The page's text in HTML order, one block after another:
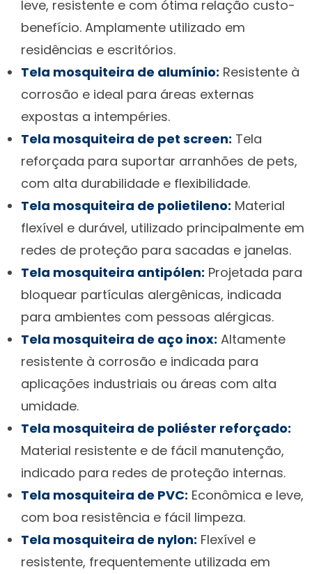
leve, resistente e com ótima relação custo-
benefício. Amplamente utilizado em
residências e escritórios.
Tela mosquiteira de alumínio: Resistente à
corrosão e ideal para áreas externas
expostas a intempéries.
Tela mosquiteira de pet screen: Tela
reforçada para suportar arranhões de pets,
com alta durabilidade e flexibilidade.
Tela mosquiteira de polietileno: Material
flexível e durável, utilizado principalmente em
redes de proteção para sacadas e janelas.
Tela mosquiteira antipólen: Projetada para
bloquear partículas alergênicas, indicada
para ambientes com pessoas alérgicas.
Tela mosquiteira de aço inox: Altamente
resistente à corrosão e indicada para
aplicações industriais ou áreas com alta
umidade.
Tela mosquiteira de poliéster reforçado:
Material resistente e de fácil manutenção,
indicado para redes de proteção internas.
Tela mosquiteira de PVC: Econômica e leve,
com boa resistência e fácil limpeza.
Tela mosquiteira de nylon: Flexível e
resistente, frequentemente utilizada em